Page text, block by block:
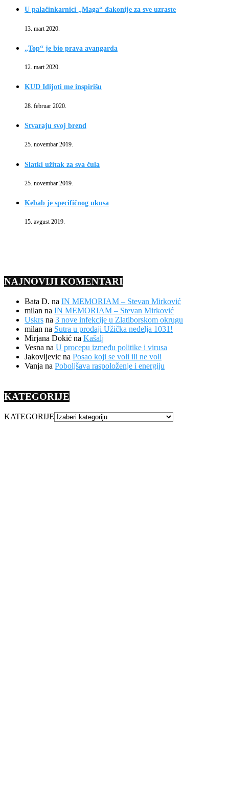
U palačinkarnici „Maga“ đakonije za sve uzraste
13. mart 2020.
„Top“ je bio prava avangarda
12. mart 2020.
KUD Idijoti me inspirišu
28. februar 2020.
Stvaraju svoj brend
25. novembar 2019.
Slatki užitak za sva čula
25. novembar 2019.
Kebab je specifičnog ukusa
15. avgust 2019.
NAJNOVIJI KOMENTARI
Bata D. na IN MEMORIAM – Stevan Mirković
milan na IN MEMORIAM – Stevan Mirković
Uskrs na 3 nove infekcije u Zlatiborskom okrugu
milan na Sutra u prodaji Užička nedelja 1031!
Mirjana Dokić na Kašalj
Vesna na U procepu između politike i virusa
Jakovljevic na Posao koji se voli ili ne voli
Vanja na Poboljšava raspoloženje i energiju
KATEGORIJE
KATEGORIJE